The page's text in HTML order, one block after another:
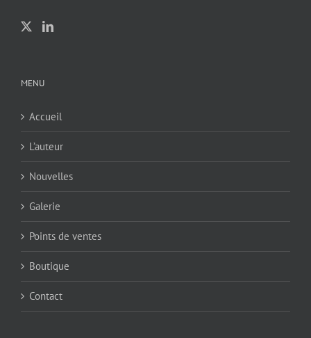
MENU
Accueil
L’auteur
Nouvelles
Galerie
Points de ventes
Boutique
Contact